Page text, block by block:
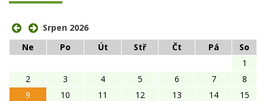
Srpen 2026
Ne
Po Út Stř Čt Pá
So
1
2
3 4 5 6 7
8
9
10 11 12 13 14
15